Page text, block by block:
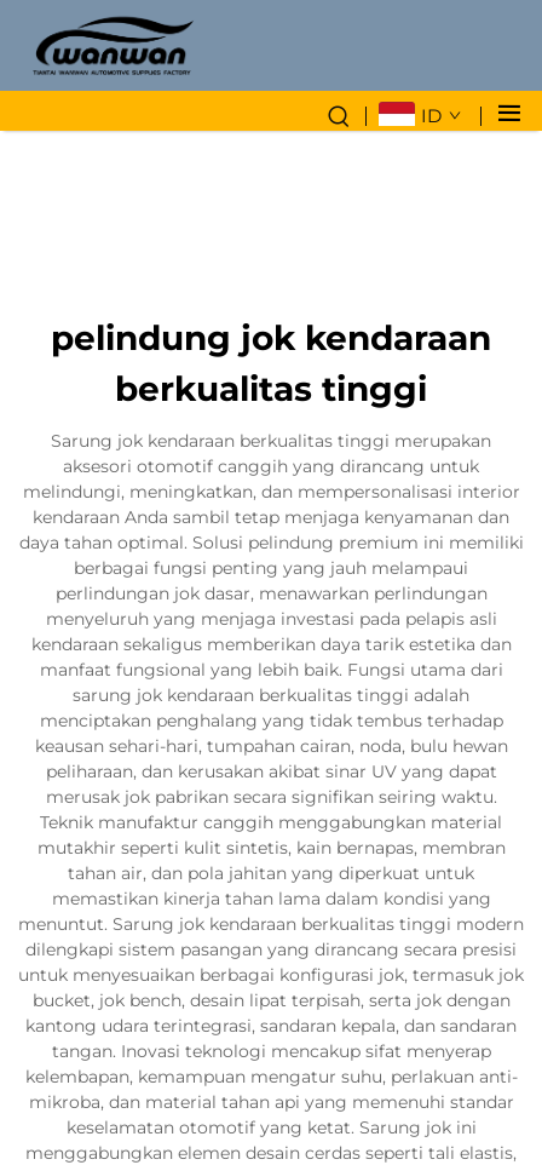
ID
pelindung jok kendaraan
berkualitas tinggi
Sarung jok kendaraan berkualitas tinggi merupakan
aksesori otomotif canggih yang dirancang untuk
melindungi, meningkatkan, dan mempersonalisasi interior
kendaraan Anda sambil tetap menjaga kenyamanan dan
daya tahan optimal. Solusi pelindung premium ini memiliki
berbagai fungsi penting yang jauh melampaui
perlindungan jok dasar, menawarkan perlindungan
menyeluruh yang menjaga investasi pada pelapis asli
kendaraan sekaligus memberikan daya tarik estetika dan
manfaat fungsional yang lebih baik. Fungsi utama dari
sarung jok kendaraan berkualitas tinggi adalah
menciptakan penghalang yang tidak tembus terhadap
keausan sehari-hari, tumpahan cairan, noda, bulu hewan
peliharaan, dan kerusakan akibat sinar UV yang dapat
merusak jok pabrikan secara signifikan seiring waktu.
Teknik manufaktur canggih menggabungkan material
mutakhir seperti kulit sintetis, kain bernapas, membran
tahan air, dan pola jahitan yang diperkuat untuk
memastikan kinerja tahan lama dalam kondisi yang
menuntut. Sarung jok kendaraan berkualitas tinggi modern
dilengkapi sistem pasangan yang dirancang secara presisi
untuk menyesuaikan berbagai konfigurasi jok, termasuk jok
bucket, jok bench, desain lipat terpisah, serta jok dengan
kantong udara terintegrasi, sandaran kepala, dan sandaran
tangan. Inovasi teknologi mencakup sifat menyerap
kelembapan, kemampuan mengatur suhu, perlakuan anti-
mikroba, dan material tahan api yang memenuhi standar
keselamatan otomotif yang ketat. Sarung jok ini
menggabungkan elemen desain cerdas seperti tali elastis,